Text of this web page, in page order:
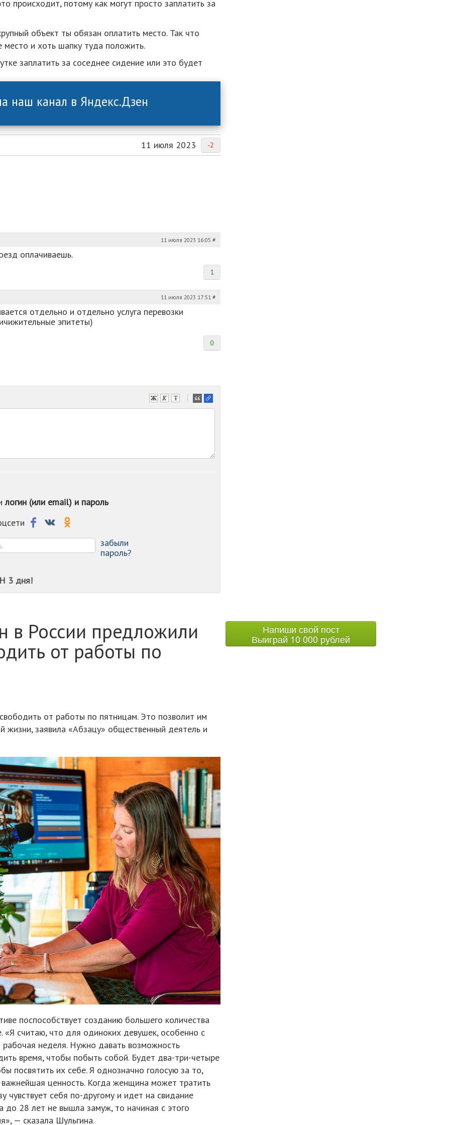
происходит, потому как могут просто заплатить за
объект ты обязан оплатить место. Так что
и хоть шапку туда положить.
заплатить за соседнее сидение или это будет
наш канал в Яндекс.Дзен
-2
11 июля 2023
11 июля 2023 16:05 #
оплачиваешь.
1
11 июля 2023 17:51 #
отдельно и отдельно услуга перевозки
эпитеты)
0
-
-
-
логин (или email) и пароль
забыли
пароль?
3 дня!
России предложили
от работы по
от работы по пятницам. Это позволит им
жизни, заявила «Абзацу» общественный деятель и
поспособствует созданию большего количества
«Я считаю, что для одиноких девушек, особенно с
неделя. Нужно давать возможность
время, чтобы побыть собой. Будет два-три-четыре
посвятить их себе. Я однозначно голосую за то,
ценность. Когда женщина может тратить
чувствует себя по-другому и идет на свидание
до 28 лет не вышла замуж, то начиная с этого
— сказала Шульгина.
Напиши свой пост
Выиграй 10 000 рублей